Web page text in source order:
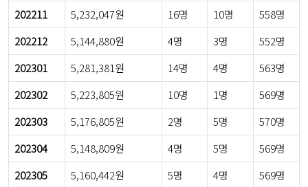
202211
5,232,047원 16명 10명
558명
202212
5,144,880원 4명 3명
552명
202301
5,281,381원 14명 4명
563명
202302
5,223,805원 10명 1명
569명
202303
5,176,805원 2명 5명
570명
202304
5,148,809원 4명 5명
569명
202305
5,160,442원 5명 4명
569명